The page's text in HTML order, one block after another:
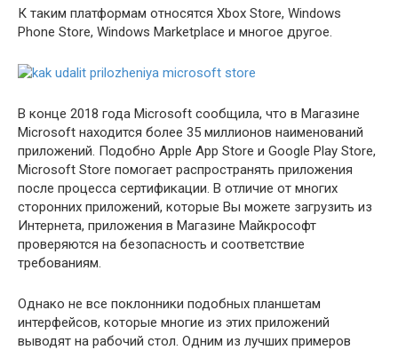
К таким платформам относятся Xbox Store, Windows
Phone Store, Windows Marketplace и многое другое.
В конце 2018 года Microsoft сообщила, что в Магазине
Microsoft находится более 35 миллионов наименований
приложений. Подобно Apple App Store и Google Play Store,
Microsoft Store помогает распространять приложения
после процесса сертификации. В отличие от многих
сторонних приложений, которые Вы можете загрузить из
Интернета, приложения в Магазине Майкрософт
проверяются на безопасность и соответствие
требованиям.
Однако не все поклонники подобных планшетам
интерфейсов, которые многие из этих приложений
выводят на рабочий стол. Одним из лучших примеров